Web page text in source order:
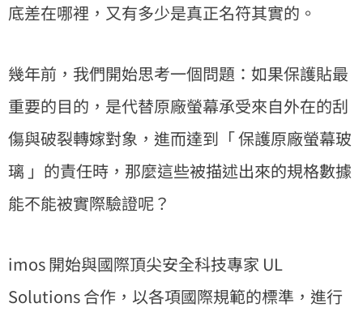
底差在哪裡，又有多少是真正名符其實的。
幾年前，我們開始思考一個問題：如果保護貼最
重要的目的，是代替原廠螢幕承受來自外在的刮
傷與破裂轉嫁對象，進而達到「 保護原廠螢幕玻
璃 」的責任時，那麼這些被描述出來的規格數據
能不能被實際驗證呢？
imos 開始與國際頂尖安全科技專家 UL
Solutions 合作，以各項國際規範的標準，進行